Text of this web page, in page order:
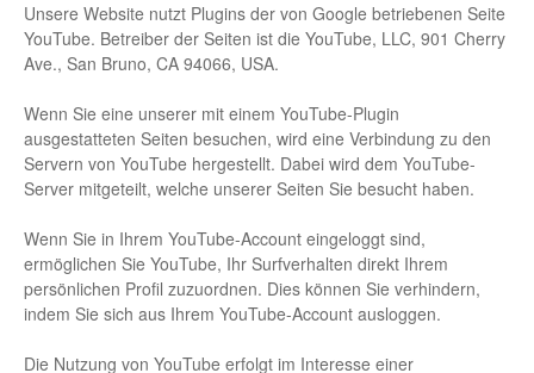
Unsere Website nutzt Plugins der von Google betriebenen Seite
YouTube. Betreiber der Seiten ist die YouTube, LLC, 901 Cherry
Ave., San Bruno, CA 94066, USA.
Wenn Sie eine unserer mit einem YouTube-Plugin
ausgestatteten Seiten besuchen, wird eine Verbindung zu den
Servern von YouTube hergestellt. Dabei wird dem YouTube-
Server mitgeteilt, welche unserer Seiten Sie besucht haben.
Wenn Sie in Ihrem YouTube-Account eingeloggt sind,
ermöglichen Sie YouTube, Ihr Surfverhalten direkt Ihrem
persönlichen Profil zuzuordnen. Dies können Sie verhindern,
indem Sie sich aus Ihrem YouTube-Account ausloggen.
Die Nutzung von YouTube erfolgt im Interesse einer